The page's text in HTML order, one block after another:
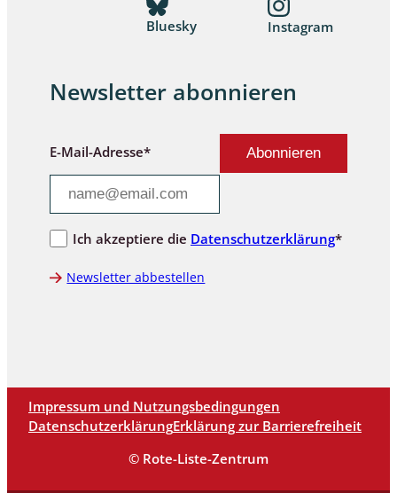
Bluesky Instagram
Newsletter abonnieren
E-Mail-Adresse*
Ich akzeptiere die Datenschutzerklärung*
Newsletter abbestellen
Impressum und Nutzungsbedingungen
DatenschutzerklärungErklärung zur Barrierefreiheit
© Rote-Liste-Zentrum